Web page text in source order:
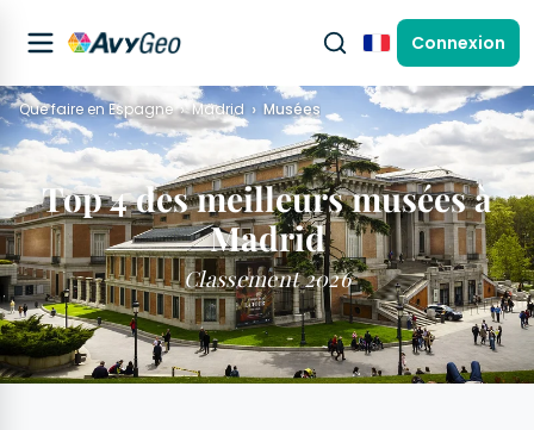
FrançaisConnexion
Que faire en Espagne Madrid Musées
Top 4 des meilleurs musées à
Madrid
Classement 2026